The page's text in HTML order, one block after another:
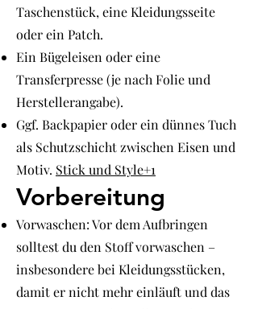
Taschenstück, eine Kleidungsseite
oder ein Patch.
Ein Bügeleisen oder eine
Transferpresse (je nach Folie und
Herstellerangabe).
Ggf. Backpapier oder ein dünnes Tuch
als Schutzschicht zwischen Eisen und
Motiv. Stick und Style+1
Vorbereitung
Vorwaschen: Vor dem Aufbringen
solltest du den Stoff vorwaschen –
insbesondere bei Kleidungsstücken,
damit er nicht mehr einläuft und das